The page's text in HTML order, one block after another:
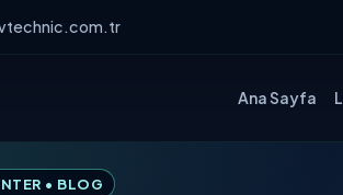
Ana Sayfa
• BLOG